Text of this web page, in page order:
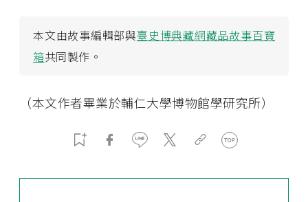
本文由故事編輯部與臺史博典藏網藏品故事百寶
箱共同製作。
（本文作者畢業於輔仁大學博物館學研究所）